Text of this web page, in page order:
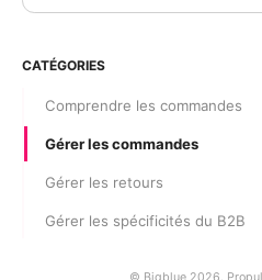
CATÉGORIES
Comprendre les commandes
Gérer les commandes
Gérer les retours
Gérer les spécificités du B2B